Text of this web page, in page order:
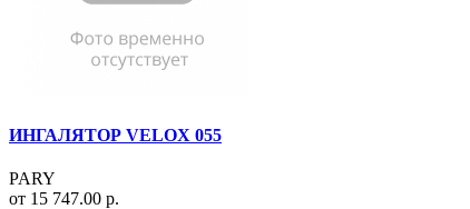
ИНГАЛЯТОР VELOX 055
PARY
от 15 747.00 р.